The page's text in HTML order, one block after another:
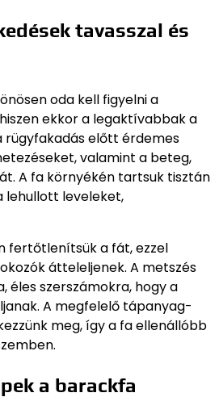
tavasszal és
oda kell figyelni a
ekkor a legaktívabbak a
rügyfakadás előtt érdemes
valamint a beteg,
A fa környékén tartsuk tisztán
lehullott leveleket,
fertőtlenítsük a fát, ezzel
átteleljenek. A metszés
éles szerszámokra, hogy a
A megfelelő tápanyag-
meg, így a fa ellenállóbb
a barackfa